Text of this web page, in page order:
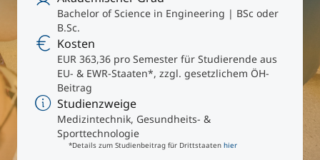
Management-Seminare
Technische Weiterbildung
Maßgeschneiderte Programme
Bachelor of Science in Engineering | BSc oder
B.Sc.
Kosten
EUR 363,36 pro Semester für Studierende aus
EU- & EWR-Staaten*, zzgl. gesetzlichem ÖH-
Beitrag
Studienzweige
Medizintechnik, Gesundheits- &
Sporttechnologie
*Details zum Studienbeitrag für Drittstaaten hier